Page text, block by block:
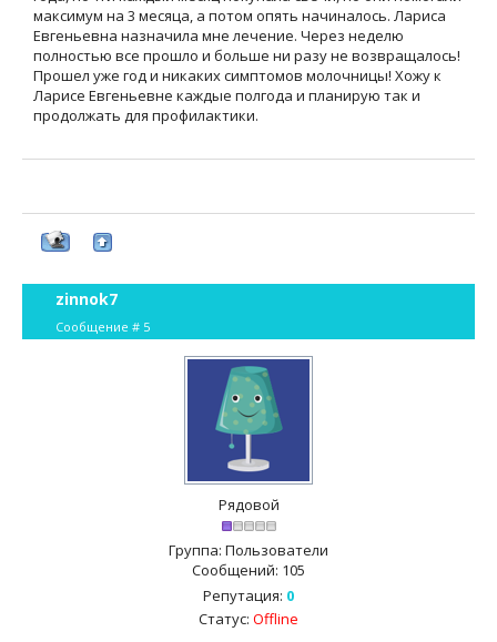
максимум на 3 месяца, а потом опять начиналось. Лариса
Евгеньевна назначила мне лечение. Через неделю
полностью все прошло и больше ни разу не возвращалось!
Прошел уже год и никаких симптомов молочницы! Хожу к
Ларисе Евгеньевне каждые полгода и планирую так и
продолжать для профилактики.
zinnok7
Сообщение # 5
Рядовой
Группа: Пользователи
Сообщений: 105
Репутация: 0
Статус: Offline